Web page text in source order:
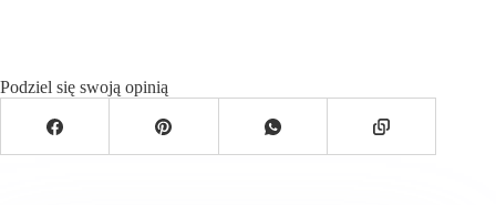
Podziel się swoją opinią